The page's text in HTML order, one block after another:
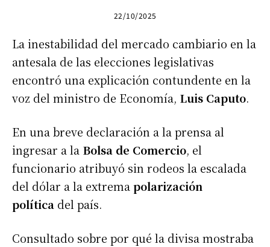
22/10/2025
La inestabilidad del mercado cambiario en la
antesala de las elecciones legislativas
encontró una explicación contundente en la
voz del ministro de Economía, Luis Caputo.
En una breve declaración a la prensa al
ingresar a la Bolsa de Comercio, el
funcionario atribuyó sin rodeos la escalada
del dólar a la extrema polarización
política del país.
Consultado sobre por qué la divisa mostraba